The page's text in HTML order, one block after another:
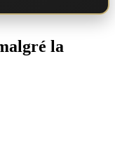
la